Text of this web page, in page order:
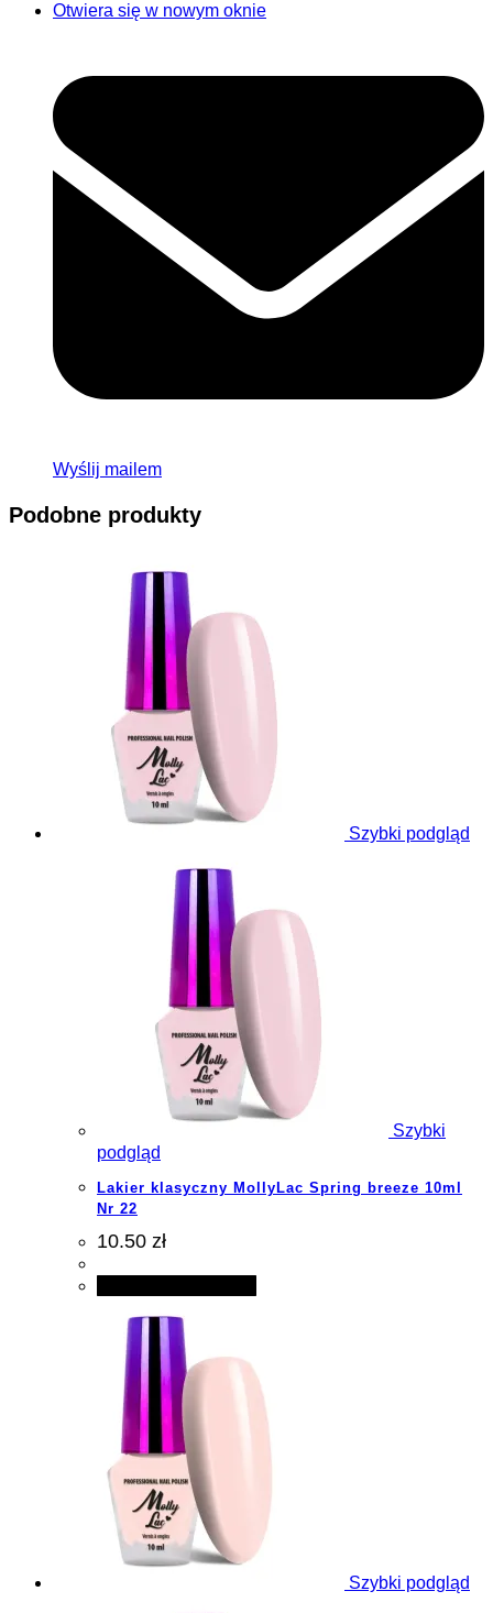
Otwiera się w nowym oknie
Wyślij mailem
Podobne produkty
Szybki podgląd
Szybki
podgląd
Lakier klasyczny MollyLac Spring breeze 10ml
Nr 22
10.50 zł
Szybki podgląd